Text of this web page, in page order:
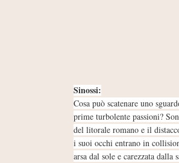
Sinossi:
Cosa può scatenare uno
prime turbolente passioni?
del litorale romano e il
i suoi occhi entrano in
arsa dal sole e carezzata